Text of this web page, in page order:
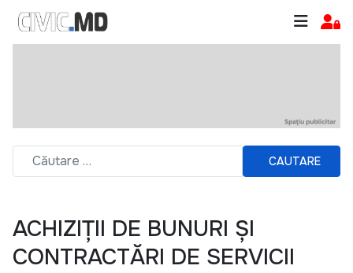
CAUTARE
ACHIZIȚII DE BUNURI ȘI
CONTRACTĂRI DE SERVICII